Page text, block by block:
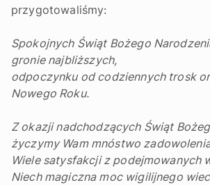
przygotowaliśmy:
Spokojnych Świąt Bożego
gronie najbliższych,
odpoczynku od codziennych trosk
Nowego Roku.
Z okazji nadchodzących Świąt
życzymy Wam mnóstwo
Wiele satysfakcji z podejmowanych
Niech magiczna moc wigilijnego